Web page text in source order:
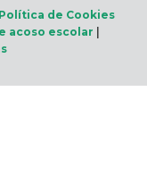
Política de Cookies
acoso escolar